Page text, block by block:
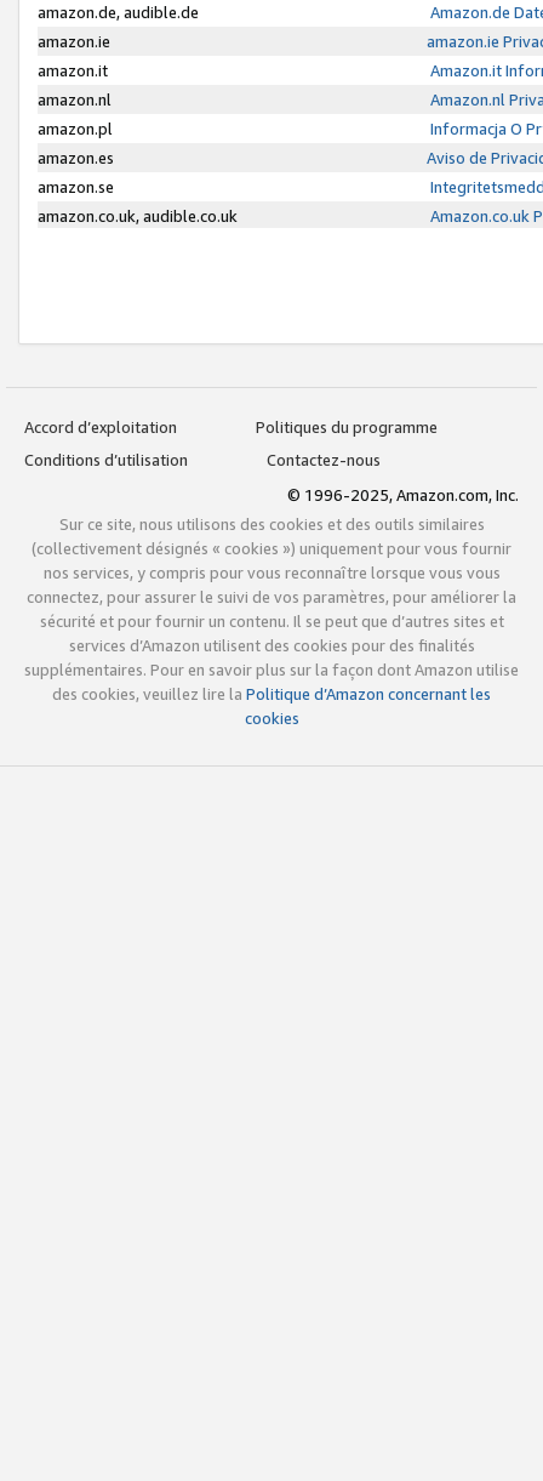
amazon.de, audible.de
Amazon.de
amazon.ie
amazon.ie
amazon.it
Amazon.it
amazon.nl
Amazon.nl
amazon.pl
Informacja O
amazon.es
Aviso de
amazon.se
amazon.co.uk, audible.co.uk
Amazon.co.uk
Accord d’exploitation
Politiques du programme
Conditions d’utilisation
Contactez-nous
© 1996-2025, Amazon.com, Inc.
Sur ce site, nous utilisons des cookies et des outils similaires
(collectivement désignés « cookies ») uniquement pour vous fournir
nos services, y compris pour vous reconnaître lorsque vous vous
connectez, pour assurer le suivi de vos paramètres, pour améliorer la
sécurité et pour fournir un contenu. Il se peut que d’autres sites et
services d’Amazon utilisent des cookies pour des finalités
supplémentaires. Pour en savoir plus sur la façon dont Amazon utilise
des cookies, veuillez lire la Politique d’Amazon concernant les
cookies